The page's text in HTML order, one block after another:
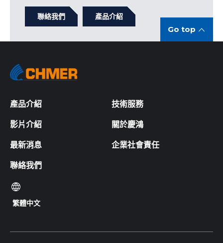
聯絡我們 產品介紹
Go top
產品介紹 技術服務
影片介紹 關於慶鴻
最新消息 企業社會責任
聯絡我們
繁體中文